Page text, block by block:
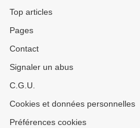
Top articles
Pages
Contact
Signaler un abus
C.G.U.
Cookies et données personnelles
Préférences cookies